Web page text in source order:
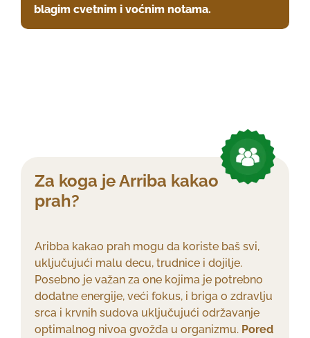
blagim cvetnim i voćnim notama.
Za koga je Arriba kakao
prah?
Aribba kakao prah mogu da koriste baš svi,
uključujući malu decu, trudnice i dojilje.
Posebno je važan za one kojima je potrebno
dodatne energije, veći fokus, i briga o zdravlju
srca i krvnih sudova uključujući održavanje
optimalnog nivoa gvožđa u organizmu. Pored